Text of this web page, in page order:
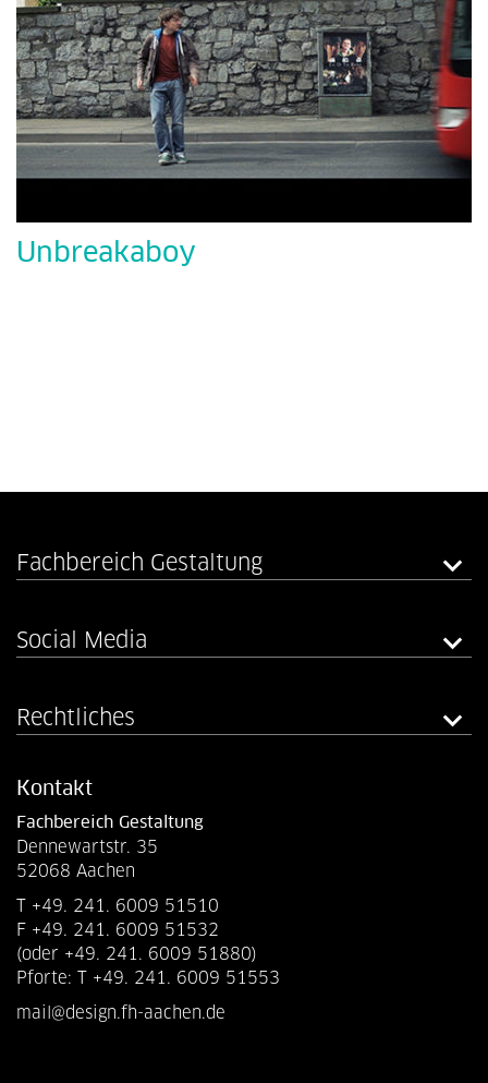
Unbreakaboy
Fachbereich Gestaltung
Social Media
Rechtliches
Kontakt
Fachbereich Gestaltung
Dennewartstr. 35
52068 Aachen
T +49. 241. 6009 51510
F +49. 241. 6009 51532
(oder +49. 241. 6009 51880)
Pforte: T +49. 241. 6009 51553
mail@design.fh-aachen.de